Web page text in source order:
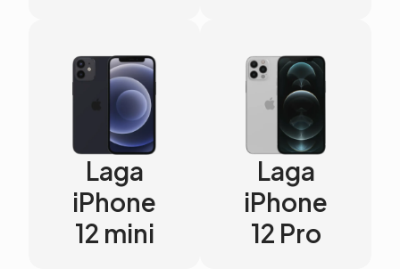
Laga
iPhone
12 mini
Laga
iPhone
12 Pro